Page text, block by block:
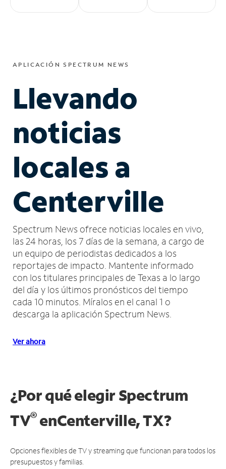
APLICACIÓN SPECTRUM NEWS
Llevando
noticias
locales a
Centerville
Spectrum News ofrece noticias locales en vivo,
las 24 horas, los 7 días de la semana, a cargo de
un equipo de periodistas dedicados a los
reportajes de impacto. Mantente informado
con los titulares principales de Texas a lo largo
del día y los últimos pronósticos del tiempo
cada 10 minutos. Míralos en el canal 1 o
descarga la aplicación Spectrum News.
Ver ahora
¿Por qué elegir Spectrum
TV®enCenterville, TX?
Opciones flexibles de TV y streaming que funcionan para todos los
presupuestos y familias.